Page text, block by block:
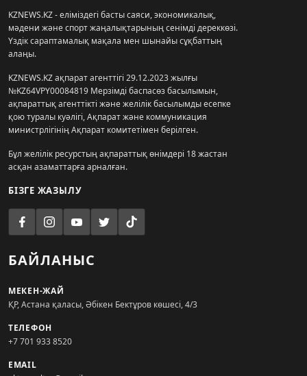
KZNEWS.KZ - еліміздегі басты саяси, экономикалық,
мәдени және спорт жаңалықтарының сенімді дереккөзі.
Үздік сараптамалық мақала мен шынайы сұқбаттың
алаңы.
KZNEWS.KZ ақпарат агенттігі 29.12.2023 жылғы
№KZ64VPY00084819 Мерзімді баспасөз басылымын,
ақпараттық агенттікті және желілік басылымды есепке
қою туралы куәлігі, Ақпарат және коммуникация
министрлігінің Ақпарат комитетімен берілген.
Бұл желілік ресурстың ақпараттық өнімдері 18 жастан
асқан азаматтарға арналған.
БІЗГЕ ЖАЗЫЛУ
БАЙЛАНЫС
МЕКЕН-ЖАЙ
ҚР, Астана қаласы, Әбікен Бектұров көшесі, 4/3
ТЕЛЕФОН
+7 701 933 8520
EMAIL